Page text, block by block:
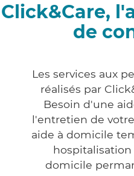
Click&Care,
de
Les services aux
réalisés par
Besoin d'une
l'entretien de
aide à domicile
domicile